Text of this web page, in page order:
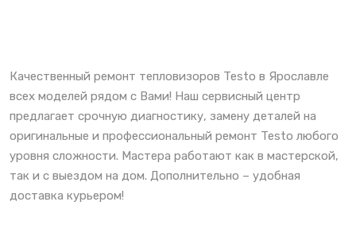
Качественный ремонт тепловизоров Testo в Ярославле
всех моделей рядом с Вами! Наш сервисный центр
предлагает срочную диагностику, замену деталей на
оригинальные и профессиональный ремонт Testo любого
уровня сложности. Мастера работают как в мастерской,
так и с выездом на дом. Дополнительно – удобная
доставка курьером!